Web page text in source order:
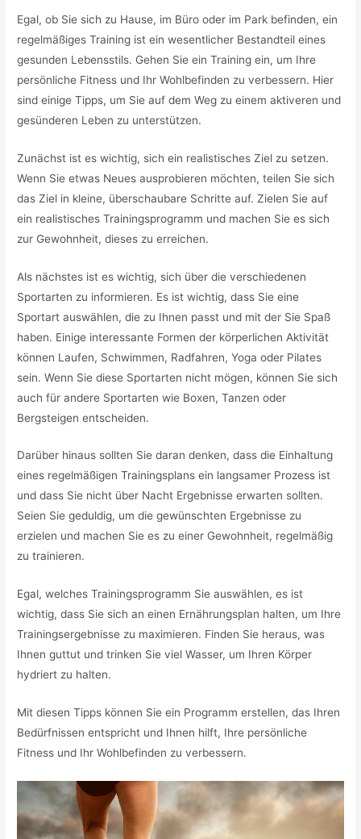
Egal, ob Sie sich zu Hause, im Büro oder im Park befinden, ein
regelmäßiges Training ist ein wesentlicher Bestandteil eines
gesunden Lebensstils. Gehen Sie ein Training ein, um Ihre
persönliche Fitness und Ihr Wohlbefinden zu verbessern. Hier
sind einige Tipps, um Sie auf dem Weg zu einem aktiveren und
gesünderen Leben zu unterstützen.
Zunächst ist es wichtig, sich ein realistisches Ziel zu setzen.
Wenn Sie etwas Neues ausprobieren möchten, teilen Sie sich
das Ziel in kleine, überschaubare Schritte auf. Zielen Sie auf
ein realistisches Trainingsprogramm und machen Sie es sich
zur Gewohnheit, dieses zu erreichen.
Als nächstes ist es wichtig, sich über die verschiedenen
Sportarten zu informieren. Es ist wichtig, dass Sie eine
Sportart auswählen, die zu Ihnen passt und mit der Sie Spaß
haben. Einige interessante Formen der körperlichen Aktivität
können Laufen, Schwimmen, Radfahren, Yoga oder Pilates
sein. Wenn Sie diese Sportarten nicht mögen, können Sie sich
auch für andere Sportarten wie Boxen, Tanzen oder
Bergsteigen entscheiden.
Darüber hinaus sollten Sie daran denken, dass die Einhaltung
eines regelmäßigen Trainingsplans ein langsamer Prozess ist
und dass Sie nicht über Nacht Ergebnisse erwarten sollten.
Seien Sie geduldig, um die gewünschten Ergebnisse zu
erzielen und machen Sie es zu einer Gewohnheit, regelmäßig
zu trainieren.
Egal, welches Trainingsprogramm Sie auswählen, es ist
wichtig, dass Sie sich an einen Ernährungsplan halten, um Ihre
Trainingsergebnisse zu maximieren. Finden Sie heraus, was
Ihnen guttut und trinken Sie viel Wasser, um Ihren Körper
hydriert zu halten.
Mit diesen Tipps können Sie ein Programm erstellen, das Ihren
Bedürfnissen entspricht und Ihnen hilft, Ihre persönliche
Fitness und Ihr Wohlbefinden zu verbessern.